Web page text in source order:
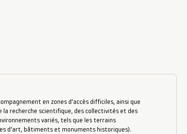
en zones d’accès difficiles, ainsi que
la recherche scientifique, des collectivités et des
variés, tels que les terrains
d’art, bâtiments et monuments historiques).